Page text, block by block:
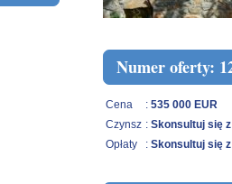
Numer oferty:
Cena : 535 000 EUR
Czynsz : Skonsultuj się
Opłaty
: Skonsultuj się